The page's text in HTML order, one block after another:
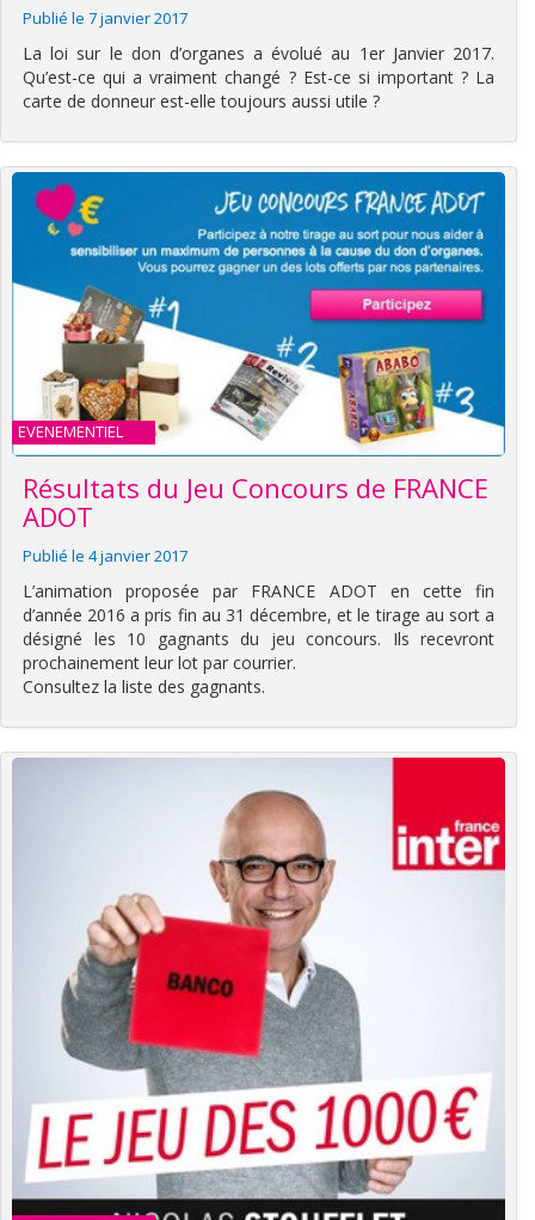
Publié le 7 janvier 2017
La loi sur le don d’organes a évolué au 1er Janvier 2017.
Qu’est-ce qui a vraiment changé ? Est-ce si important ? La
carte de donneur est-elle toujours aussi utile ?
EVENEMENTIEL
Résultats du Jeu Concours de FRANCE
ADOT
Publié le 4 janvier 2017
L’animation proposée par FRANCE ADOT en cette fin
d’année 2016 a pris fin au 31 décembre, et le tirage au sort a
désigné les 10 gagnants du jeu concours. Ils recevront
prochainement leur lot par courrier.
Consultez la liste des gagnants.